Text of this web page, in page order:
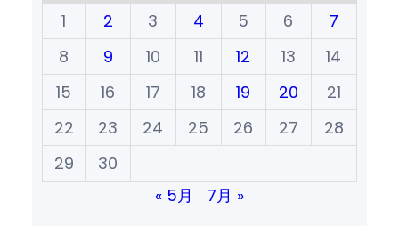
1
2 3 4 5 6
7
8
9 10 11 12 13
14
15
16 17 18 19 20
21
22
23 24 25 26 27
28
29
30
« 5月
7月 »